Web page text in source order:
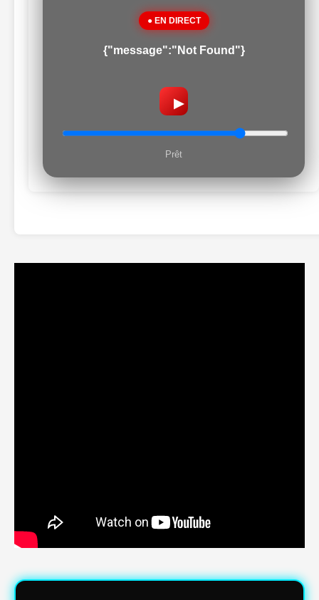
● EN DIRECT
{"message":"Not Found"}
▶
Prêt